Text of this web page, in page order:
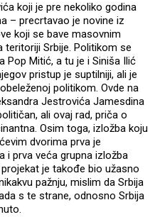
koji je pre nekoliko godina
– precrtavao je novine iz
koji se bave masovnim
teritoriji Srbije. Politikom se
Pop Mitić, a tu je i Siniša Ilić
pristup je suptilniji, ali je
politikom. Ovde na
Jestrovića Jamesdina
ali ovaj rad, priča o
Osim toga, izložba koju
dvorima prva je
i prva veća grupna izložba
je takođe bio užasno
pažnju, mislim da Srbija
s te strane, odnosno Srbija